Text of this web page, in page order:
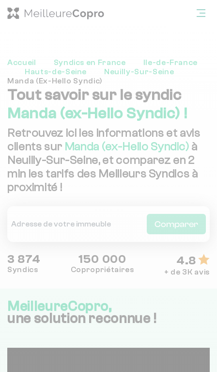
Accueil Syndics en France
Ile-de-France
Hauts-de-Seine
Neuilly-Sur-Seine
Manda (Ex-Hello Syndic)
Tout savoir sur le syndic
Manda (ex-Hello Syndic) !
Retrouvez ici les informations et avis
clients sur Manda (ex-Hello Syndic) à
Neuilly-Sur-Seine, et comparez en 2
min les tarifs des Meilleurs Syndics à
proximité !
Comparer
3 874
Syndics
150 000
Copropriétaires
4.8
+ de 3K avis
MeilleureCopro,
une solution reconnue !